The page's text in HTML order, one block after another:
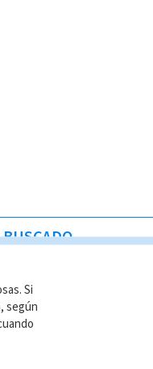
de cambio para este
viernes 7 de agosto
Indira Zúñiga
Si
según